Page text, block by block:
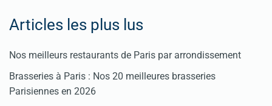
Articles les plus lus
Nos meilleurs restaurants de Paris par arrondissement
Brasseries à Paris : Nos 20 meilleures brasseries
Parisiennes en 2026